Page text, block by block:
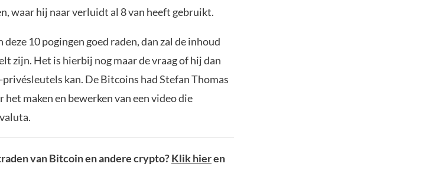
waar hij naar verluidt al 8 van heeft gebruikt.
10 pogingen goed raden, dan zal de inhoud
zijn. Het is hierbij nog maar de vraag of hij dan
kan. De Bitcoins had Stefan Thomas
maken en bewerken van een video die
van Bitcoin en andere crypto?Klik hieren